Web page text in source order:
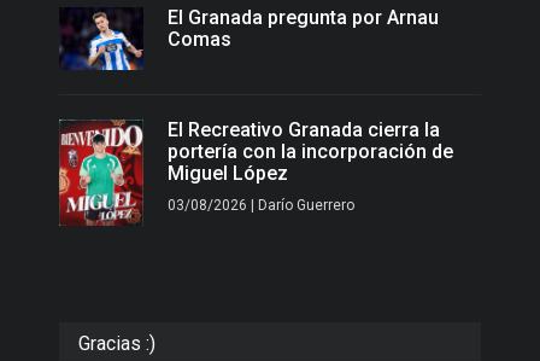
El Granada pregunta por Arnau
Comas
El Recreativo Granada cierra la
portería con la incorporación de
Miguel López
03/08/2026 | Darío Guerrero
Gracias :)